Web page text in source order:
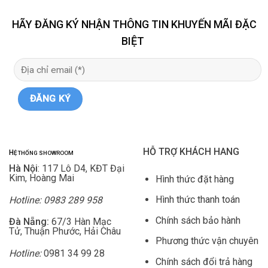
HÃY ĐĂNG KÝ NHẬN THÔNG TIN KHUYẾN MÃI ĐẶC
BIỆT
HỆ THỐNG SHOWROOM
Hà Nội: 117 Lô D4, KĐT Đại
Kim, Hoàng Mai
Hotline: 0983 289 958
Đà Nẵng: 67/3 Hàn Mạc
Tử, Thuận Phước, Hải Châu
Hotline:0981 34 99 28
HỖ TRỢ KHÁCH HANG
Hình thức đặt hàng
Hình thức thanh toán
Chính sách bảo hành
Phương thức vận chuyên
Chính sách đổi trả hàng